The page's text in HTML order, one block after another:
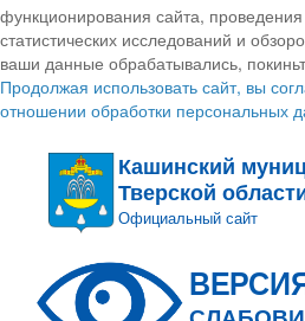
функционирования сайта,
статистических исследований и
ваши данные обрабатывались,
Продолжая использовать сайт, вы
отношении обработки персональных